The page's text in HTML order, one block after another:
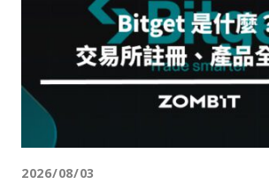
2026/08/03